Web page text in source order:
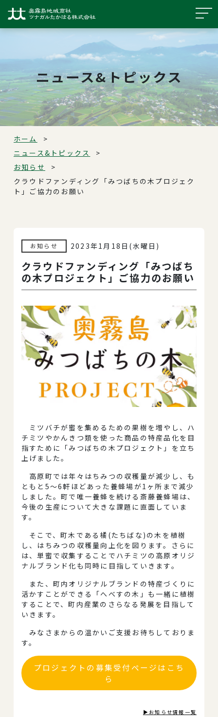
ニュース&トピックス
ホーム
ニュース&トピックス
お知らせ
クラウドファンディング「みつばちの木プロジェク
ト」ご協力のお願い
お知らせ 2023年1月18日(水曜日)
クラウドファンディング「みつばち
の木プロジェクト」ご協力のお願い
ミツバチが蜜を集めるための果樹を増やし、ハ
チミツやかんきつ類を使った商品の特産品化を目
指すために「みつばちの木プロジェクト」を立ち
上げました。
高原町では年々はちみつの収穫量が減少し、も
ともと5～6軒ほどあった養蜂場が1ヶ所まで減少
しました。町で唯一養蜂を続ける斎藤養蜂場は、
今後の生産について大きな課題に直面していま
す。
そこで、町木である橘(たちばな)の木を植樹
し、はちみつの収穫量向上化を図ります。さらに
は、単蜜で収集することでハチミツの高原オリジ
ナルブランド化も同時に目指していきます。
また、町内オリジナルブランドの特産づくりに
活かすことができる「へべすの木」も一緒に植樹
することで、町内産業のさらなる発展を目指して
いきます。
みなさまからの温かいご支援お待ちしておりま
す。
プロジェクトの募集受付ページはこち
ら
▶お知らせ情報一覧